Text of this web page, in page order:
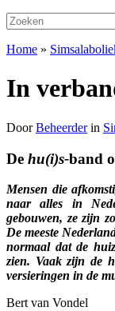
Zoeken
naar:
Home »
In
DoorBeheerder in
De hu(i)s-band
Mensen die
naar alles in
gebouwen, ze zijn
De meeste
normaal dat de
zien. Vaak zijn de
versieringen in de
Bert van Vondel